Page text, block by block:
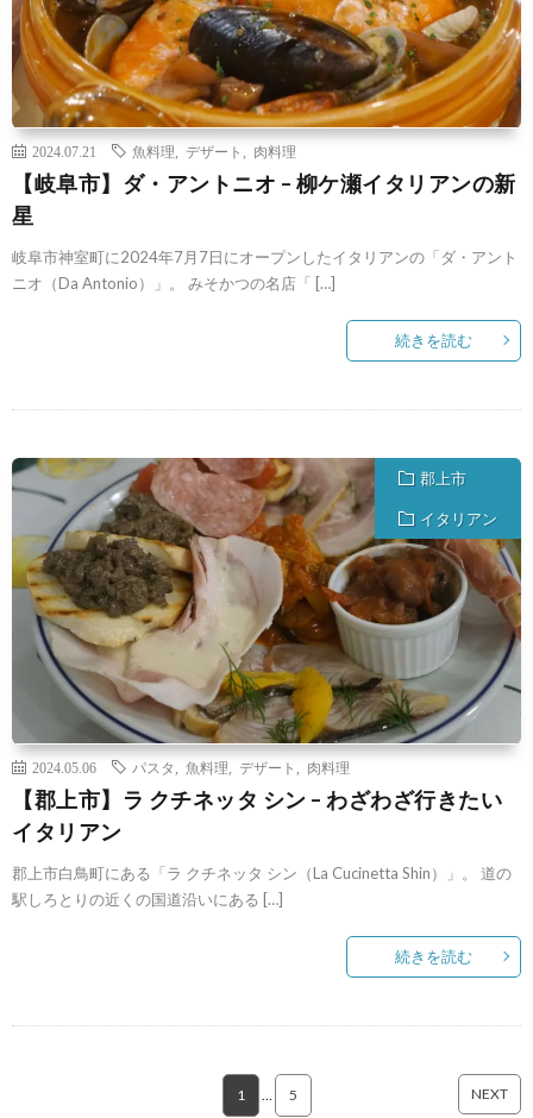
2024.07.21 魚料理 デザート 肉料理
【岐阜市】ダ・アントニオ – 柳ケ瀬イタリアンの新
星
岐阜市神室町に2024年7月7日にオープンしたイタリアンの「ダ・アント
ニオ（Da Antonio）」。 みそかつの名店「 […]
続きを読む
郡上市
イタリアン
2024.05.06 パスタ 魚料理 デザート 肉料理
【郡上市】ラ クチネッタ シン – わざわざ行きたい
イタリアン
郡上市白鳥町にある「ラ クチネッタ シン（La Cucinetta Shin）」。 道の
駅しろとりの近くの国道沿いにある […]
続きを読む
1 5 NEXT